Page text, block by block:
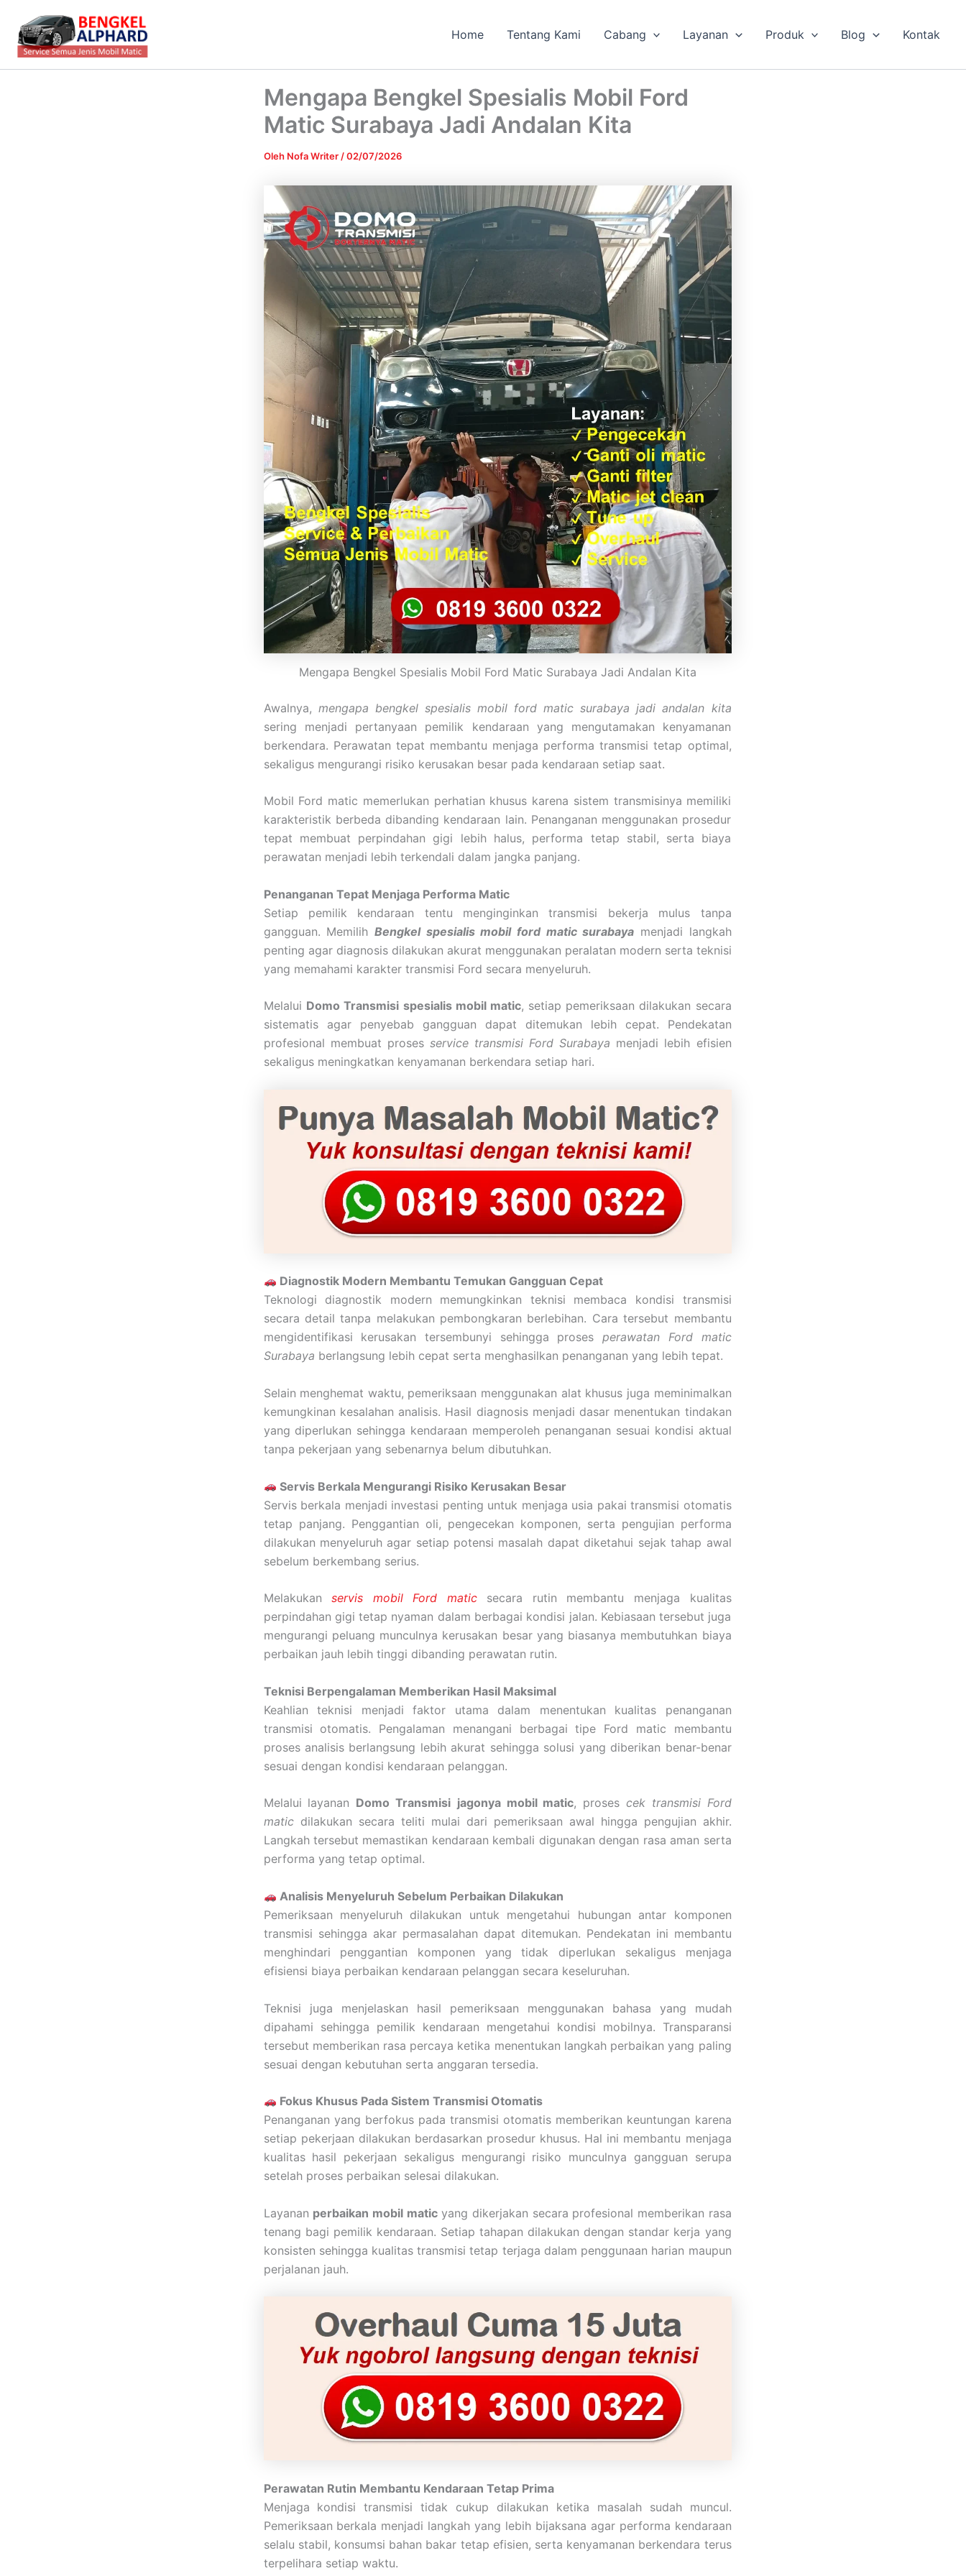
konten
Home Tentang Kami Cabang Layanan Produk Blog Kontak
Mengapa Bengkel Spesialis Mobil Ford
Matic Surabaya Jadi Andalan Kita
Oleh Nofa Writer /02/07/2026
Mengapa Bengkel Spesialis Mobil Ford Matic Surabaya Jadi Andalan Kita
Awalnya, mengapa bengkel spesialis mobil ford matic surabaya jadi andalan kita
sering menjadi pertanyaan pemilik kendaraan yang mengutamakan kenyamanan
berkendara. Perawatan tepat membantu menjaga performa transmisi tetap optimal,
sekaligus mengurangi risiko kerusakan besar pada kendaraan setiap saat.
Mobil Ford matic memerlukan perhatian khusus karena sistem transmisinya memiliki
karakteristik berbeda dibanding kendaraan lain. Penanganan menggunakan prosedur
tepat membuat perpindahan gigi lebih halus, performa tetap stabil, serta biaya
perawatan menjadi lebih terkendali dalam jangka panjang.
Penanganan Tepat Menjaga Performa Matic
Setiap pemilik kendaraan tentu menginginkan transmisi bekerja mulus tanpa
gangguan. Memilih Bengkel spesialis mobil ford matic surabaya menjadi langkah
penting agar diagnosis dilakukan akurat menggunakan peralatan modern serta teknisi
yang memahami karakter transmisi Ford secara menyeluruh.
Melalui Domo Transmisi spesialis mobil matic, setiap pemeriksaan dilakukan secara
sistematis agar penyebab gangguan dapat ditemukan lebih cepat. Pendekatan
profesional membuat proses service transmisi Ford Surabaya menjadi lebih efisien
sekaligus meningkatkan kenyamanan berkendara setiap hari.
Diagnostik Modern Membantu Temukan Gangguan Cepat
Teknologi diagnostik modern memungkinkan teknisi membaca kondisi transmisi
secara detail tanpa melakukan pembongkaran berlebihan. Cara tersebut membantu
mengidentifikasi kerusakan tersembunyi sehingga prosesperawatan Ford matic
Surabaya berlangsung lebih cepat serta menghasilkan penanganan yang lebih tepat.
Selain menghemat waktu, pemeriksaan menggunakan alat khusus juga meminimalkan
kemungkinan kesalahan analisis. Hasil diagnosis menjadi dasar menentukan tindakan
yang diperlukan sehingga kendaraan memperoleh penanganan sesuai kondisi aktual
tanpa pekerjaan yang sebenarnya belum dibutuhkan.
Servis Berkala Mengurangi Risiko Kerusakan Besar
Servis berkala menjadi investasi penting untuk menjaga usia pakai transmisi otomatis
tetap panjang. Penggantian oli, pengecekan komponen, serta pengujian performa
dilakukan menyeluruh agar setiap potensi masalah dapat diketahui sejak tahap awal
sebelum berkembang serius.
Melakukan servis mobil Ford matic
secara rutin membantu menjaga kualitas
perpindahan gigi tetap nyaman dalam berbagai kondisi jalan. Kebiasaan tersebut juga
mengurangi peluang munculnya kerusakan besar yang biasanya membutuhkan biaya
perbaikan jauh lebih tinggi dibanding perawatan rutin.
Teknisi Berpengalaman Memberikan Hasil Maksimal
Keahlian teknisi menjadi faktor utama dalam menentukan kualitas penanganan
transmisi otomatis. Pengalaman menangani berbagai tipe Ford matic membantu
proses analisis berlangsung lebih akurat sehingga solusi yang diberikan benar-benar
sesuai dengan kondisi kendaraan pelanggan.
Melalui layanan Domo Transmisi jagonya mobil matic, proses cek transmisi Ford
maticdilakukan secara teliti mulai dari pemeriksaan awal hingga pengujian akhir.
Langkah tersebut memastikan kendaraan kembali digunakan dengan rasa aman serta
performa yang tetap optimal.
Analisis Menyeluruh Sebelum Perbaikan Dilakukan
Pemeriksaan menyeluruh dilakukan untuk mengetahui hubungan antar komponen
transmisi sehingga akar permasalahan dapat ditemukan. Pendekatan ini membantu
menghindari penggantian komponen yang tidak diperlukan sekaligus menjaga
efisiensi biaya perbaikan kendaraan pelanggan secara keseluruhan.
Teknisi juga menjelaskan hasil pemeriksaan menggunakan bahasa yang mudah
dipahami sehingga pemilik kendaraan mengetahui kondisi mobilnya. Transparansi
tersebut memberikan rasa percaya ketika menentukan langkah perbaikan yang paling
sesuai dengan kebutuhan serta anggaran tersedia.
Fokus Khusus Pada Sistem Transmisi Otomatis
Penanganan yang berfokus pada transmisi otomatis memberikan keuntungan karena
setiap pekerjaan dilakukan berdasarkan prosedur khusus. Hal ini membantu menjaga
kualitas hasil pekerjaan sekaligus mengurangi risiko munculnya gangguan serupa
setelah proses perbaikan selesai dilakukan.
Layanan perbaikan mobil maticyang dikerjakan secara profesional memberikan rasa
tenang bagi pemilik kendaraan. Setiap tahapan dilakukan dengan standar kerja yang
konsisten sehingga kualitas transmisi tetap terjaga dalam penggunaan harian maupun
perjalanan jauh.
Perawatan Rutin Membantu Kendaraan Tetap Prima
Menjaga kondisi transmisi tidak cukup dilakukan ketika masalah sudah muncul.
Pemeriksaan berkala menjadi langkah yang lebih bijaksana agar performa kendaraan
selalu stabil, konsumsi bahan bakar tetap efisien, serta kenyamanan berkendara terus
terpelihara setiap waktu.